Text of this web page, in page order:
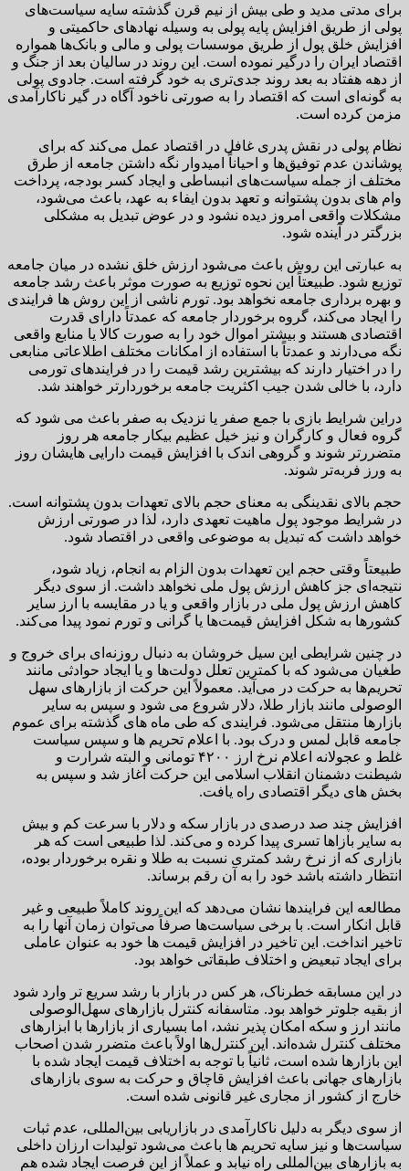
برای مدتی مدید و طی بیش از نیم قرن گذشته سایه سیاست‌های
پولی از طریق افزایش پایه پولی به وسیله نهادهای حاکمیتی و
افزایش خلق پول از طریق موسسات پولی و مالی و بانک‌ها همواره
اقتصاد ایران را درگیر نموده است. این روند در سالیان بعد از جنگ و
از دهه هفتاد به بعد روند جدی‌تری به خود گرفته است. جادوی پولی
به گونه‌ای است که اقتصاد را به صورتی ناخود آگاه در گیر ناکارآمدی
مزمن کرده است.
نظام پولی در نقش پدری غافل در اقتصاد عمل می‌کند که برای
پوشاندن عدم توفیق‌ها و احیاناً امیدوار نگه داشتن جامعه از طرق
مختلف از جمله سیاست‌های انبساطی و ایجاد کسر بودجه، پرداخت
وام های بدون پشتوانه و تعهد بدون ایفاء به عهد، باعث می‌شود،
مشکلات واقعی امروز دیده نشود و در عوض تبدیل به مشکلی
بزرگتر در آینده شود.
به عبارتی این روش باعث می‌شود ارزش خلق نشده در میان جامعه
توزیع شود. طبیعتاً این نحوه توزیع به صورت موثر باعث رشد جامعه
و بهره برداری جامعه نخواهد بود. تورم ناشی از این روش ها فرایندی
را ایجاد می‌کند، گروه برخوردار جامعه که عمدتاً دارای قدرت
اقتصادی هستند و بیشتر اموال خود را به صورت کالا یا منابع واقعی
نگه می‌دارند و عمدتاً با استفاده از امکانات مختلف اطلاعاتی منابعی
را در اختیار دارند که بیشترین رشد قیمت را در فرایندهای تورمی
دارد، با خالی شدن جیب اکثریت جامعه برخوردارتر خواهند شد.
دراین شرایط بازی با جمع صفر یا نزدیک به صفر باعث می شود که
گروه فعال و کارگران و نیز خیل عظیم بیکار جامعه هر روز
متضررتر شوند و گروهی اندک با افزایش قیمت دارایی هایشان روز
به ورز فربه‌تر شوند.
حجم بالای نقدینگی به معنای حجم بالای تعهدات بدون پشتوانه است.
در شرایط موجود پول ماهیت تعهدی دارد، لذا در صورتی ارزش
خواهد داشت که تبدیل به موضوعی واقعی در اقتصاد شود.
طبیعتاً وقتی حجم این تعهدات بدون الزام به انجام، زیاد شود،
نتیجه‌ای جز کاهش ارزش پول ملی نخواهد داشت. از سوی دیگر
کاهش ارزش پول ملی در بازار واقعی و یا در مقایسه با ارز سایر
کشورها به شکل افزایش قیمت‌ها یا گرانی و تورم نمود پیدا می‌کند.
در چنین شرایطی این سیل خروشان به دنبال روزنه‌ای برای خروج و
طغیان می‌شود که با کمترین تعلل دولت‌ها و یا ایجاد حوادثی مانند
تحریم‌ها به حرکت در می‌آید. معمولاً این حرکت از بازارهای سهل
الوصولی مانند بازار طلا، دلار شروع می شود و سپس به سایر
بازارها منتقل می‌شود. فرایندی که طی ماه های گذشته برای عموم
جامعه قابل لمس و درک بود. با اعلام تحریم ها و سپس سیاست
غلط و عجولانه اعلام نرخ ارز ۴۲۰۰ تومانی و البته شرارت و
شیطنت دشمنان انقلاب اسلامی این حرکت آغاز شد و سپس به
بخش های دیگر اقتصادی راه یافت.
افزایش چند صد درصدی در بازار سکه و دلار با سرعت کم و بیش
به سایر بازاها تسری پیدا کرده و می‌کند. لذا طبیعی است که هر
بازاری که از نرخ رشد کمتری نسبت به طلا و نقره برخوردار بوده،
انتظار داشته باشد خود را به آن رقم برساند.
مطالعه این فرایندها نشان می‌دهد که این روند کاملاً طبیعی و غیر
قابل انکار است. با برخی سیاست‌ها صرفاً می‌توان زمان آنها را به
تاخیر انداخت. این تاخیر در افزایش قیمت ها خود به عنوان عاملی
برای ایجاد تبعیض و اختلاف طبقاتی خواهد بود.
در این مسابقه خطرناک، هر کس در بازار با رشد سریع تر وارد شود
از بقیه جلوتر خواهد بود. متاسفانه کنترل بازارهای سهل‌الوصولی
مانند ارز و سکه امکان پذیر نشد، اما بسیاری از بازارها با ابزارهای
مختلف کنترل شده‌اند. این کنترل‌ها اولاً باعث متضرر شدن اصحاب
این بازارها شده است، ثانیاً با توجه به اختلاف قیمت ایجاد شده با
بازارهای جهانی باعث افزایش قاچاق و حرکت به سوی بازارهای
خارج از کشور از مجاری غیر قانونی شده است.
از سوی دیگر به دلیل ناکارآمدی در بازاریابی بین‌المللی، عدم ثبات
سیاست‌ها و نیز سایه تحریم ها باعث می‌شود تولیدات ارزان داخلی
به بازارهای بین‌المللی راه نیابد و عملاً از این فرصت ایجاد شده هم